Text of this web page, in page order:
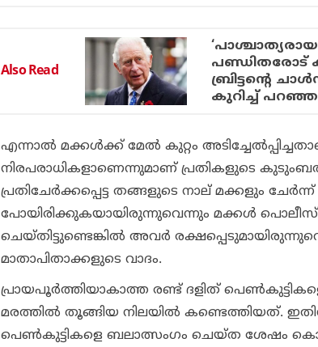
Also Read
പണ്ഡിതരോട്
ബ്രിട്ടന്റെ
കുറിച്ച്
എന്നാല്‍ മക്കള്‍ക്ക് മേല്‍ കുറ്റം
നിരപരാധികളാണെന്നുമാണ് പ്രതികളുടെ
പ്രതിചേര്‍ക്കപ്പെട്ട തങ്ങളുടെ നാല് മക്കളും
പോയിരിക്കുകയായിരുന്നുവെന്നും മക്കള്‍ പൊലീസ്
ചെയ്തിട്ടുണ്ടെങ്കില്‍ അവര്‍
മാതാപിതാക്കളുടെ വാദം.
പ്രായപൂര്‍ത്തിയാകാത്ത രണ്ട് ദളിത്
മരത്തില്‍ തൂങ്ങിയ നിലയില്‍ കണ്ടെത്തിയത്.
പെണ്‍കുട്ടികളെ ബലാത്സംഗം ചെയ്ത ശേഷം